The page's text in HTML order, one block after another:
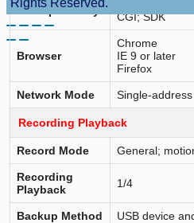
Interoperability
CGI; SDK
Browser
Chrome
IE 9 or later
Firefox
Network Mode Single-
Recording Playback
Record Mode General;
Recording
Playback
1/4
Backup Method USB device